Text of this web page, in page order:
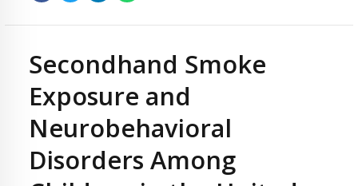
Secondhand Smoke
Exposure and
Neurobehavioral
Disorders Among